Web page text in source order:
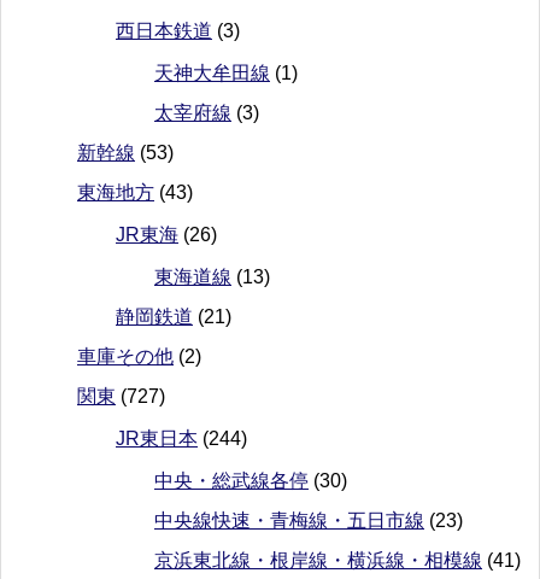
西日本鉄道 (3)
天神大牟田線 (1)
太宰府線 (3)
新幹線 (53)
東海地方 (43)
JR東海 (26)
東海道線 (13)
静岡鉄道 (21)
車庫その他 (2)
関東 (727)
JR東日本 (244)
中央・総武線各停 (30)
中央線快速・青梅線・五日市線 (23)
京浜東北線・根岸線・横浜線・相模線 (41)